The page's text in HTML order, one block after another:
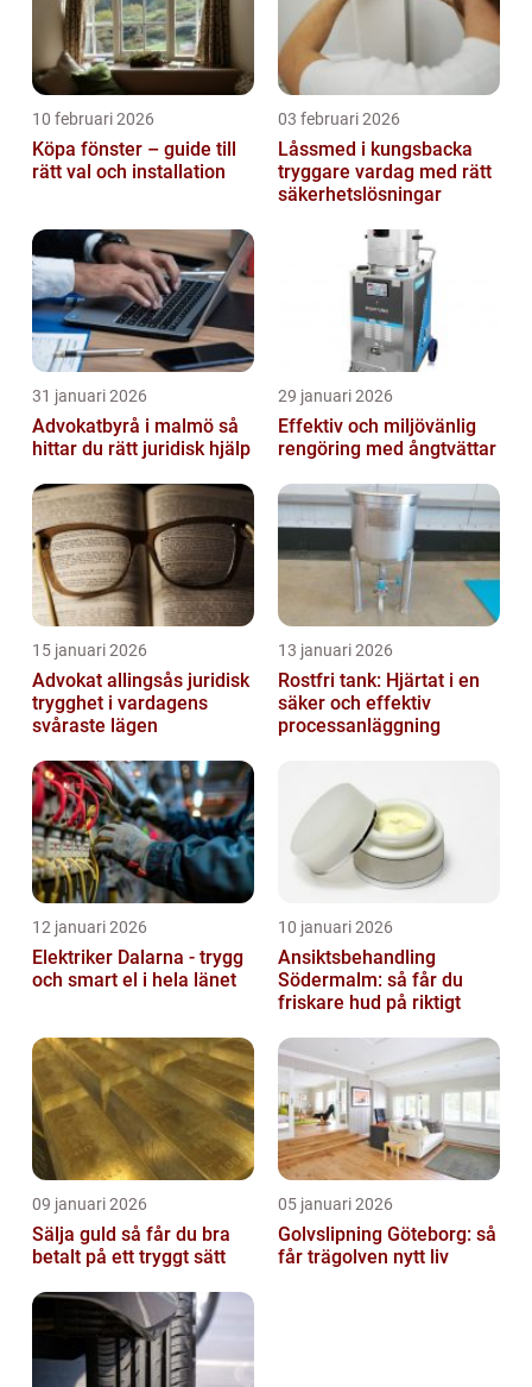
10 februari 2026
Köpa fönster – guide till
rätt val och installation
03 februari 2026
Låssmed i kungsbacka
tryggare vardag med rätt
säkerhetslösningar
31 januari 2026
Advokatbyrå i malmö så
hittar du rätt juridisk hjälp
29 januari 2026
Effektiv och miljövänlig
rengöring med ångtvättar
15 januari 2026
Advokat allingsås juridisk
trygghet i vardagens
svåraste lägen
13 januari 2026
Rostfri tank: Hjärtat i en
säker och effektiv
processanläggning
12 januari 2026
Elektriker Dalarna - trygg
och smart el i hela länet
10 januari 2026
Ansiktsbehandling
Södermalm: så får du
friskare hud på riktigt
09 januari 2026
Sälja guld så får du bra
betalt på ett tryggt sätt
05 januari 2026
Golvslipning Göteborg: så
får trägolven nytt liv